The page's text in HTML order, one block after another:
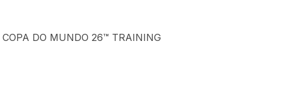
DO MUNDO 26™ TRAINING